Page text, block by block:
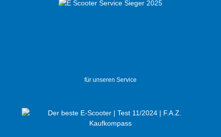
für unseren Service